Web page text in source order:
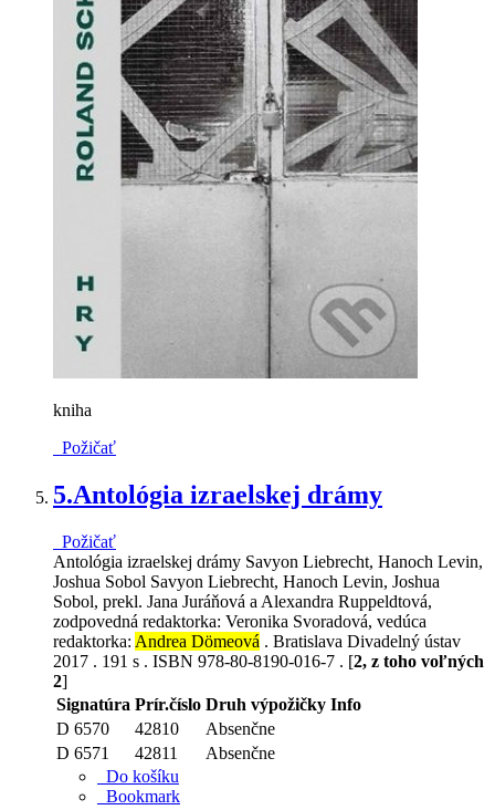
kniha
Požičať
5.Antológia izraelskej drámy
Požičať
Antológia izraelskej drámy Savyon Liebrecht, Hanoch Levin,
Joshua Sobol Savyon Liebrecht, Hanoch Levin, Joshua
Sobol, prekl. Jana Juráňová a Alexandra Ruppeldtová,
zodpovedná redaktorka: Veronika Svoradová, vedúca
redaktorka: Andrea Dömeová . Bratislava Divadelný ústav
2017 . 191 s . ISBN 978-80-8190-016-7 . [2, z toho voľných
2]
Signatúra Prír.číslo Druh výpožičky Info
D 6570
42810
Absenčne
D 6571
42811
Absenčne
Do košíku
Bookmark